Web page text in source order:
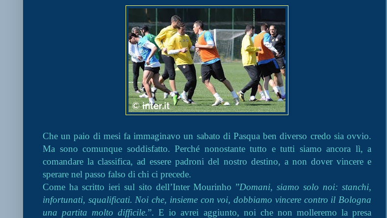
Che un paio di mesi fa immaginavo un sabato di Pasqua ben diverso credo sia ovvio.
Ma sono comunque soddisfatto. Perché nonostante tutto e tutti siamo ancora lì, a
comandare la classifica, ad essere padroni del nostro destino, a non dover vincere e
sperare nel passo falso di chi ci precede.
Come ha scritto ieri sul sito dell’Inter Mourinho ”Domani, siamo solo noi: stanchi,
infortunati, squalificati. Noi che, insieme con voi, dobbiamo vincere contro il Bologna
una partita molto difficile.”. E io avrei aggiunto, noi che non molleremo la presa